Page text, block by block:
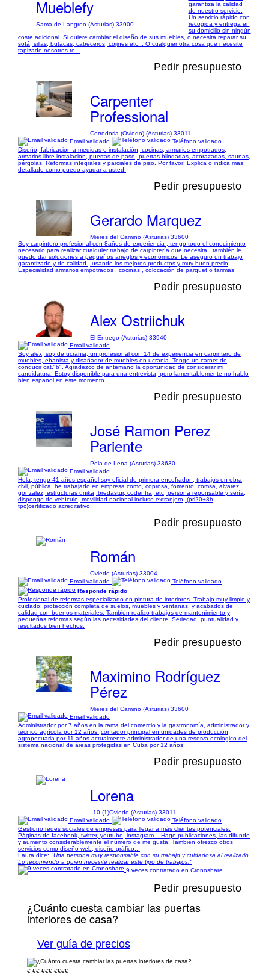
Mueblefy
Sama de Langreo (Asturias) 33900
garantiza la calidad
de nuestro servicio.
Un servicio rápido con
recogida y entrega en
su domicilio sin ningún
coste adicional. Si quiere cambiar el diseño de sus muebles, o necesita reparar su
sofá, sillas, butacas, cabeceros, cojines etc... O cualquier otra cosa que necesite
tapizado nosotros te...
Pedir presupuesto
Carpenter
Professional
Corredoria (Oviedo) (Asturias) 33011
Email validado
Teléfono validado
Diseño, fabricación a medidas e instalación, cocinas, armarios empotrados,
armarios libre instalacion, puertas de paso, puertas blindadas, acorazadas, saunas,
pérgolas. Reformas integrales y parciales de piso. Por favor! Explica o indica mas
detallado como puedo ayudar a usted!
Pedir presupuesto
Gerardo Marquez
Mieres del Camino (Asturias) 33600
Soy carpintero profesional con 8años de experiencia , tengo todo el conocimiento
necesario para realizar cualquier trabajo de carpintería que necesita , también le
puedo dar soluciones a pequeños arreglos y económicos. Le aseguro un trabajo
garantizado y de calidad , usando los mejores productos y muy buen precio
Especialidad armarios empotrados , cocinas , colocación de parquet o tarimas
Pedir presupuesto
Alex Ostriichuk
El Entrego (Asturias) 33940
Email validado
Soy alex, soy de ucrania, un profesional con 14 de experiencia en carpintero de
muebles, ebanista y disañador de muebles en ucrania. Tengo un carnet de
conducir cat."b". Agradezco de antemano la oportunidad de considerar mi
candidatura. Estoy disponible para una entrevista, pero lamentablemente no hablo
bien espanol en este momento.
Pedir presupuesto
José Ramon Perez
Pariente
Pola de Lena (Asturias) 33630
Email validado
Hola, tengo 41 años español soy oficial de primera encofrador , trabajos en obra
civil, pública, he trabajado en empresa como, coprosa, fomento, comsa, alvarez
gonzalez, estructuras unika, bredastur, codenfra, etc, persona reponsable y sería,
dispongo de vehículo, movilidad nacional incluso extranjero, (prl20+8h
tpc)certificado acreditativo.
Pedir presupuesto
Román
Oviedo (Asturias) 33004
Email validado
Teléfono validado
Responde rápido
Profesional de reformas especializado en pintura de interiores. Trabajo muy limpio y
cuidado: protección completa de suelos, muebles y ventanas, y acabados de
calidad con buenos materiales. También realizo trabajos de mantenimiento y
pequeñas reformas según las necesidades del cliente. Seriedad, puntualidad y
resultados bien hechos.
Pedir presupuesto
Maximino Rodríguez
Pérez
Mieres del Camino (Asturias) 33600
Email validado
Administrador por 7 años en la rama del comercio y la gastronomía, administrador y
técnico agrícola por 12 años ,contador principal en unidades de producción
agropecuaria por 11 años actualmente administrador de una reserva ecológico del
sistema nacional de áreas protegidas en Cuba por 12 años
Pedir presupuesto
Lorena
10 (1)Oviedo (Asturias) 33011
Email validado
Teléfono validado
Gestiono redes sociales de empresas para llegar a más clientes potenciales.
Páginas de facebook, twitter, youtube, instagram... Hago publicaciones, las difundo
y aumento considerablemente el número de me gusta. También ofrezco otros
servicios como diseño web, diseño gráfico...
Laura dice: "Una persona muy responsable con su trabajo y cuidadosa al realizarlo.
Lo recomiendo a quien necesite realizar este tipo de trabajos."
9 veces contratado en Cronoshare
Pedir presupuesto
¿Cuánto cuesta cambiar las puertas
interiores de casa?
Ver guía de precios
€ €€ €€€ €€€€